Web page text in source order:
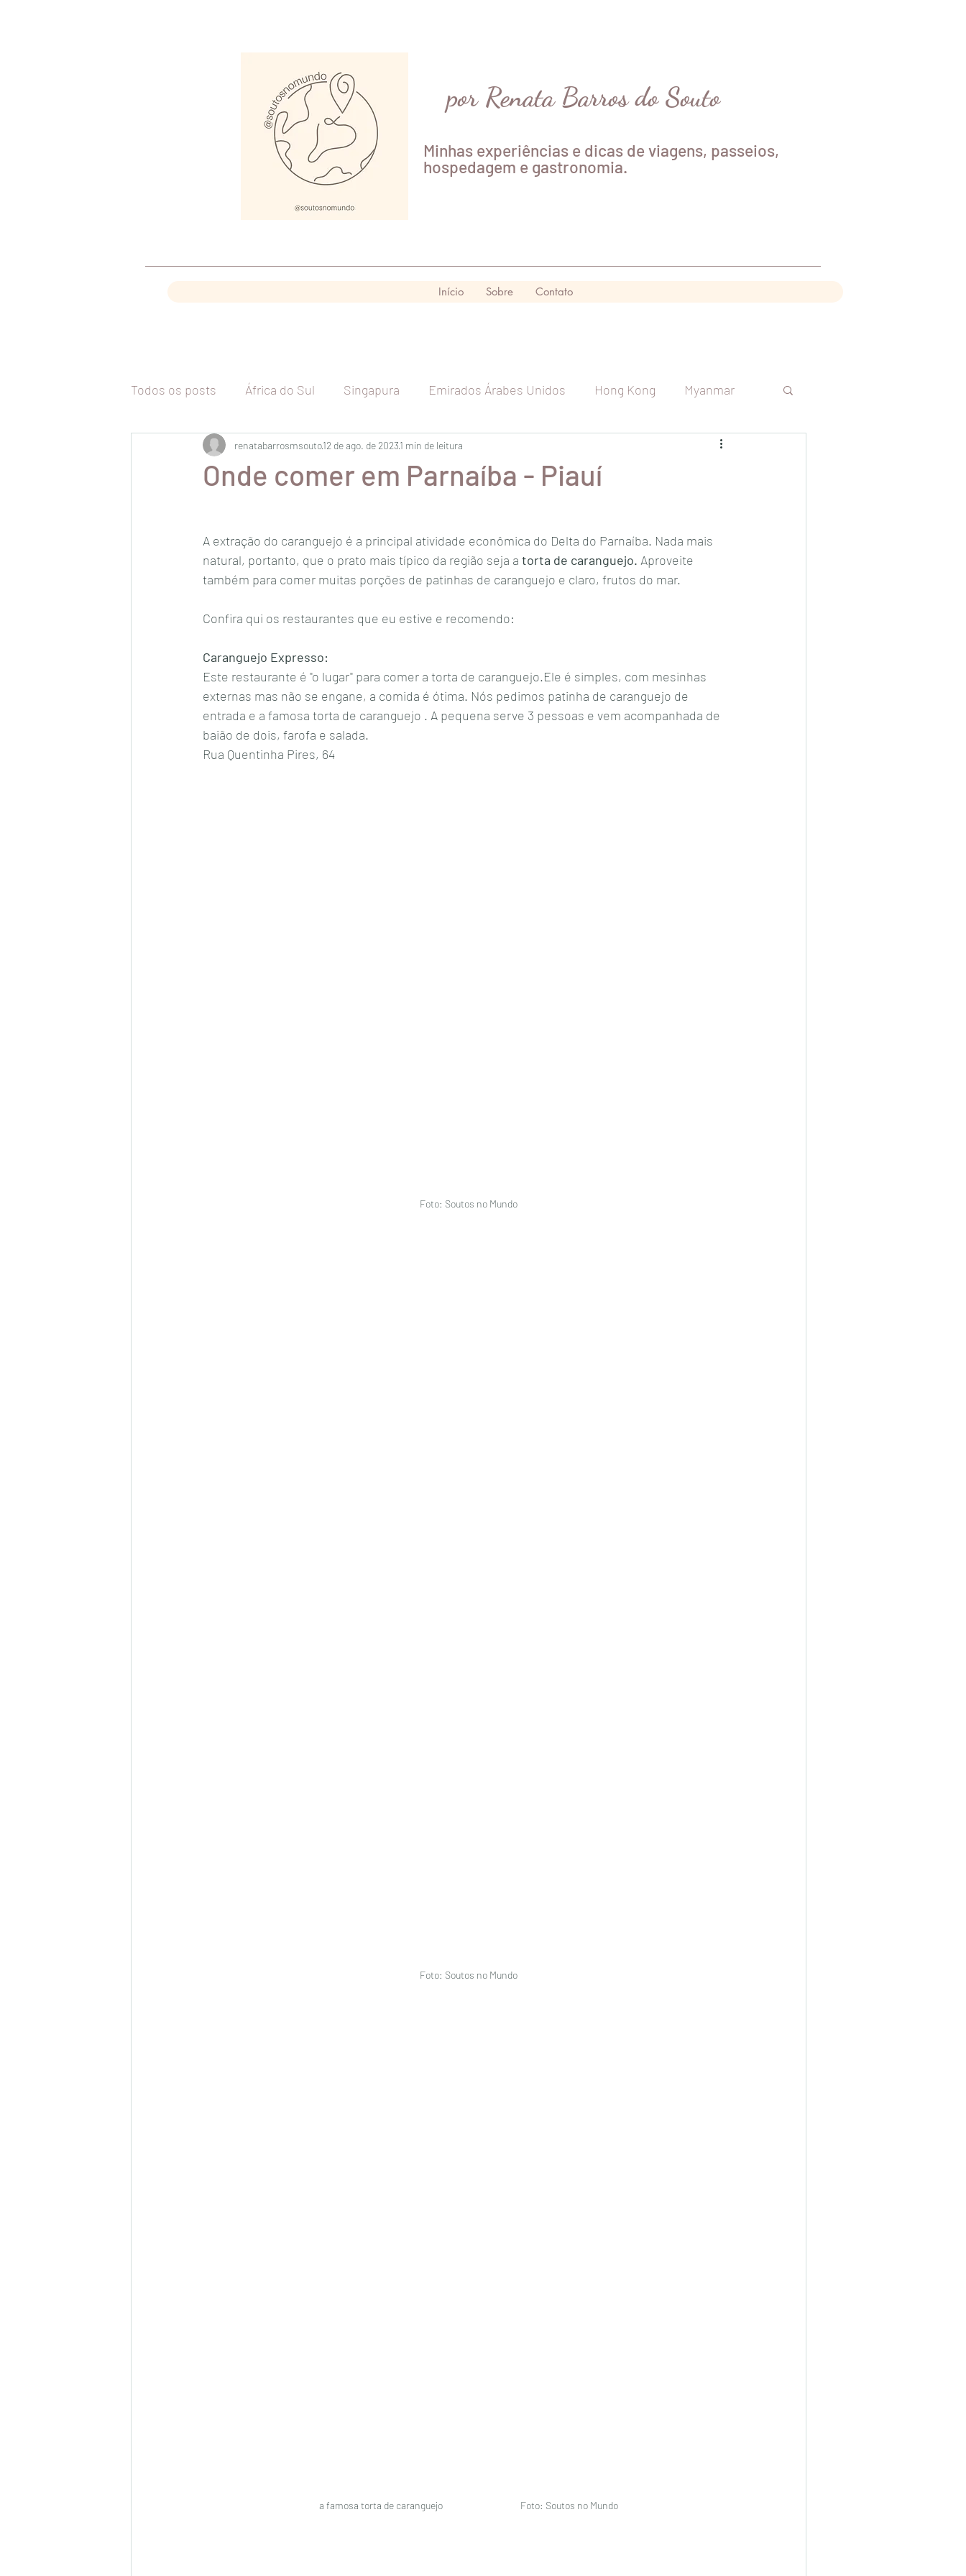
por Renata Barros do Souto
Minhas experiências e dicas de viagens, passeios,
hospedagem e gastronomia.
Início Sobre Contato
Todos os posts África do Sul Singapura Emirados Árabes Unidos Hong Kong Myanmar
Tailândia Malásia Vietnã Indonésia Índia Sri Lanka
Itália Inglaterra Espanha Bélgica França Holanda Argentina
Chile
Onde comer em Parnaíba - Piauí
renatabarrosmsouto12 de ago. de 20231 min de leitura
A extração do caranguejo é a principal atividade econômica do Delta do Parnaíba. Nada mais
natural, portanto, que o prato mais típico da região seja a torta de caranguejo. Aproveite
também para comer muitas porções de patinhas de caranguejo e claro, frutos do mar.
Confira qui os restaurantes que eu estive e recomendo:
Caranguejo Expresso:
Este restaurante é "o lugar" para comer a torta de caranguejo.Ele é simples, com mesinhas
externas mas não se engane, a comida é ótima. Nós pedimos patinha de caranguejo de
entrada e a famosa torta de caranguejo . A pequena serve 3 pessoas e vem acompanhada de
baião de dois, farofa e salada.
Rua Quentinha Pires, 64
Foto: Soutos no Mundo
Foto: Soutos no Mundo
a famosa torta de caranguejo                                    Foto: Soutos no Mundo